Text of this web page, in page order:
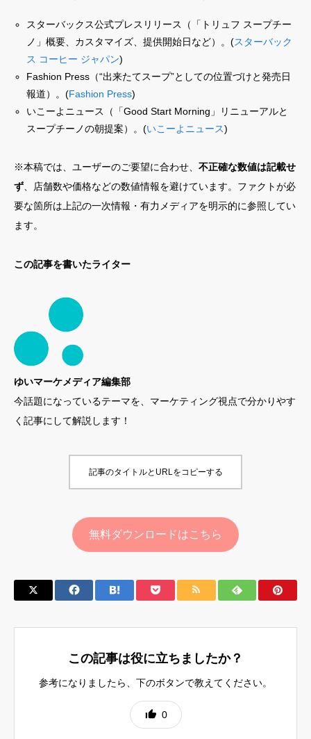
スターバックス公式プレスリリース（「トリュフ スープチー
ノ」概要、カスタマイズ、提供開始日など）。(スターバック
ス コーヒー ジャパン)
Fashion Press（“出来たてスープ”としての位置づけと発売日
報道）。(Fashion Press)
いこーよニュース（「Good Start Morning」リニューアルと
スープチーノの朝提案）。(いこーよニュース)
※本稿では、ユーザーのご要望に合わせ、 不正確な数値は記載せ
ず 、店舗数や価格などの数値情報を避けています。ファクトが必
要な箇所は上記の一次情報・有力メディアを明示的に参照してい
ます。
この記事を書いたライター
ゆいマーケメディア編集部
今話題になっているテーマを、マーケティング視点で分かりやす
く記事にして解説します！
記事のタイトルとURLをコピーする
無料ダウンロードはこちら
この記事は役に立ちましたか？
参考になりましたら、下のボタンで教えてください。
0